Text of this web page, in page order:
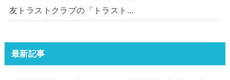
友トラストクラブの「トラストク
験してみました。
最新記事